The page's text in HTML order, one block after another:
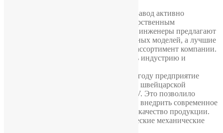
4. Сотрудничество с университетами. Завод активно
взаимодействует с Белорусским государственным
университетом. Молодые дизайнеры и инженеры предлагают
новые решения для создания современных моделей, а лучшие
идеи воплощаются в жизнь, пополняя ассортимент компании.
Такое партнерство позволяет развивать индустрию и
5. Инновации и модернизация. В 2010 году предприятие
получило значительные инвестиции от швейцарской
компании Franck Muller International B.V. Это позволило
провести модернизацию производства, внедрить современное
оборудование и значительно улучшить качество продукции.
Сегодня «Луч» выпускает как классические механические